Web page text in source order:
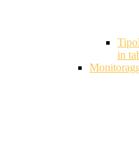
in